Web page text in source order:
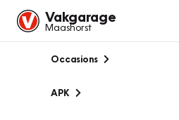
Vakgarage
Maashorst
Occasions
APK